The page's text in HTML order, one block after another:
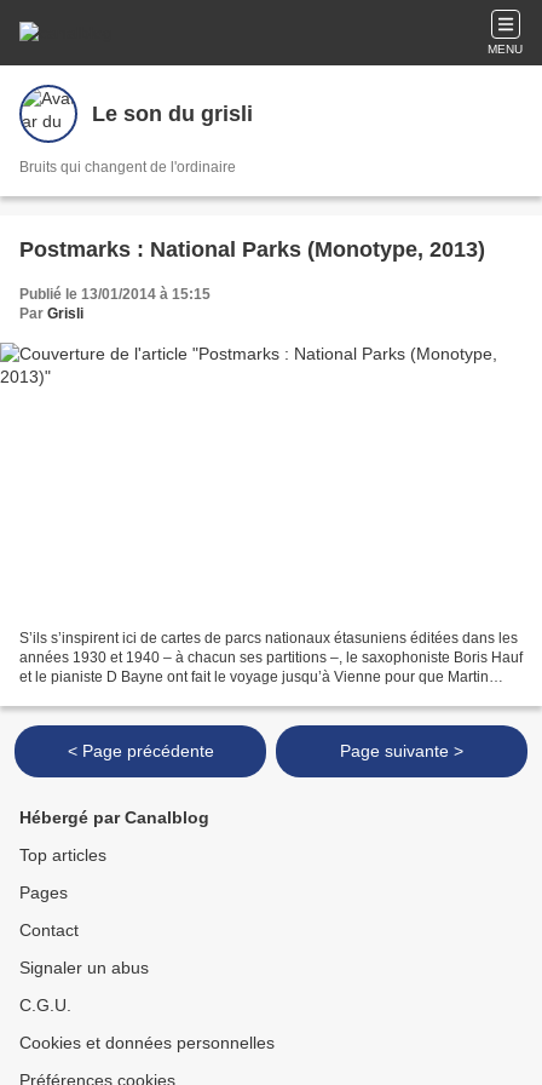
MENU
Le son du grisli
Bruits qui changent de l'ordinaire
Postmarks : National Parks (Monotype, 2013)
Publié le 13/01/2014 à 15:15
Par Grisli
S’ils s’inspirent ici de cartes de parcs nationaux étasuniens éditées dans les
années 1930 et 1940 – à chacun ses partitions –, le saxophoniste Boris Hauf
et le pianiste D Bayne ont fait le voyage jusqu’à Vienne pour que Martin
< Page précédente Page suivante >
Hébergé par Canalblog
Top articles
Pages
Contact
Signaler un abus
C.G.U.
Cookies et données personnelles
Préférences cookies